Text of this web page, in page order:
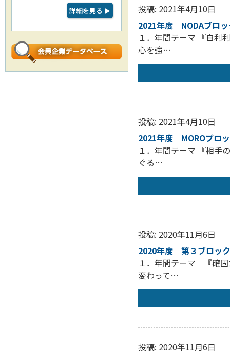
詳細を見る ▶
投稿: 2021年4月10日
2021年度 NODAブロ
１．年間テーマ 『自利
心を強…
投稿: 2021年4月10日
2021年度 MOROブロ
１．年間テーマ 『相
ぐる…
投稿: 2020年11月6日
2020年度 第３ブロッ
１．年間テーマ 『確
変わって…
投稿: 2020年11月6日